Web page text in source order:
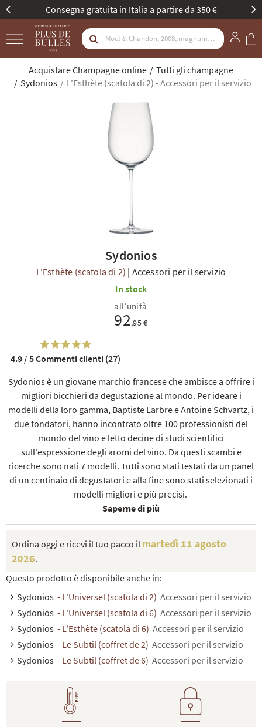
gratuita in Italia a partire da 350 €
Acquistare Champagne online
Tutti gli champagne
Sydonios
L'Esthète (scatola di 2) - Accessori per il servizio
Sydonios
L'Esthète (scatola di 2) | Accessori per il servizio
In stock
Sydonios è un giovane marchio francese che ambisce a offrire i
migliori bicchieri da degustazione al mondo. Per ideare i
modelli della loro gamma, Baptiste Larbre e Antoine Schvartz, i
due fondatori, hanno incontrato oltre 100 professionisti del
mondo del vino e letto decine di studi scientifici
sull'espressione degli aromi del vino. Da questi scambi e
ricerche sono nati 7 modelli. Tutti sono stati testati da un panel
di un centinaio di degustatori e alla fine sono stati selezionati i
modelli migliori e più precisi.
Saperne di più
all’unità
92,95 €
4.9 / 5Commenti clienti (27)
Ordina oggi e ricevi il tuo pacco il martedì 11 agosto
2026.
Questo prodotto è disponibile anche in:
Sydonios - L'Universel (scatola di 2) Accessori per il servizio
Sydonios - L'Universel (scatola di 6) Accessori per il servizio
Sydonios - L'Esthète (scatola di 6) Accessori per il servizio
Sydonios - Le Subtil (coffret de 2) Accessori per il servizio
Sydonios - Le Subtil (coffret de 6) Accessori per il servizio